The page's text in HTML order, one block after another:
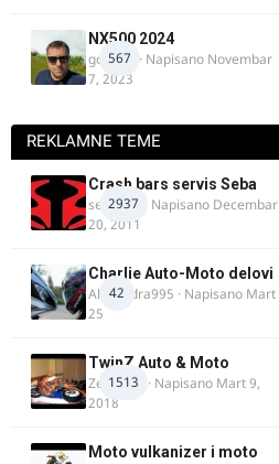
567
NX500 2024
godovic · Napisano Novembar
7, 2023
REKLAMNE TEME
2937
Crash bars servis Seba
seba011 · Napisano Decembar
20, 2011
42
Charlie Auto-Moto delovi
Alexandra995 · Napisano Mart
25
1513
TwinZ Auto & Moto
Zeljkamp · Napisano Mart 9,
2018
Moto vulkanizer i moto